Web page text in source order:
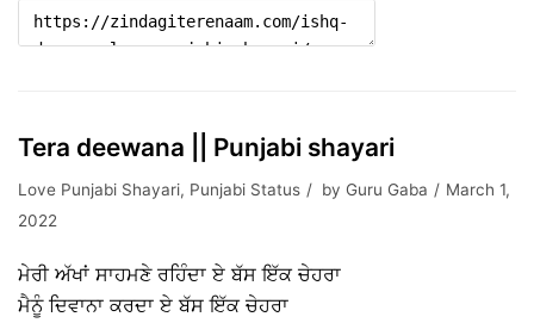
Tera deewana || Punjabi shayari
Love Punjabi Shayari, Punjabi Status by Guru Gaba
March 1,
2022
ਮੇਰੀ ਅੱਖਾਂ ਸਾਹਮਣੇ ਰਹਿੰਦਾ ਏ ਬੱਸ ਇੱਕ ਚੇਹਰਾ
ਮੈਨੂੰ ਦਿਵਾਨਾ ਕਰਦਾ ਏ ਬੱਸ ਇੱਕ ਚੇਹਰਾ